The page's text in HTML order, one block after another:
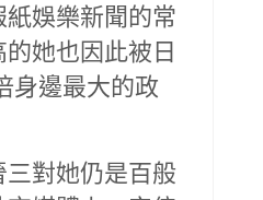
娛樂新聞的常
她也因此被日
身邊最大的政
對她仍是百般